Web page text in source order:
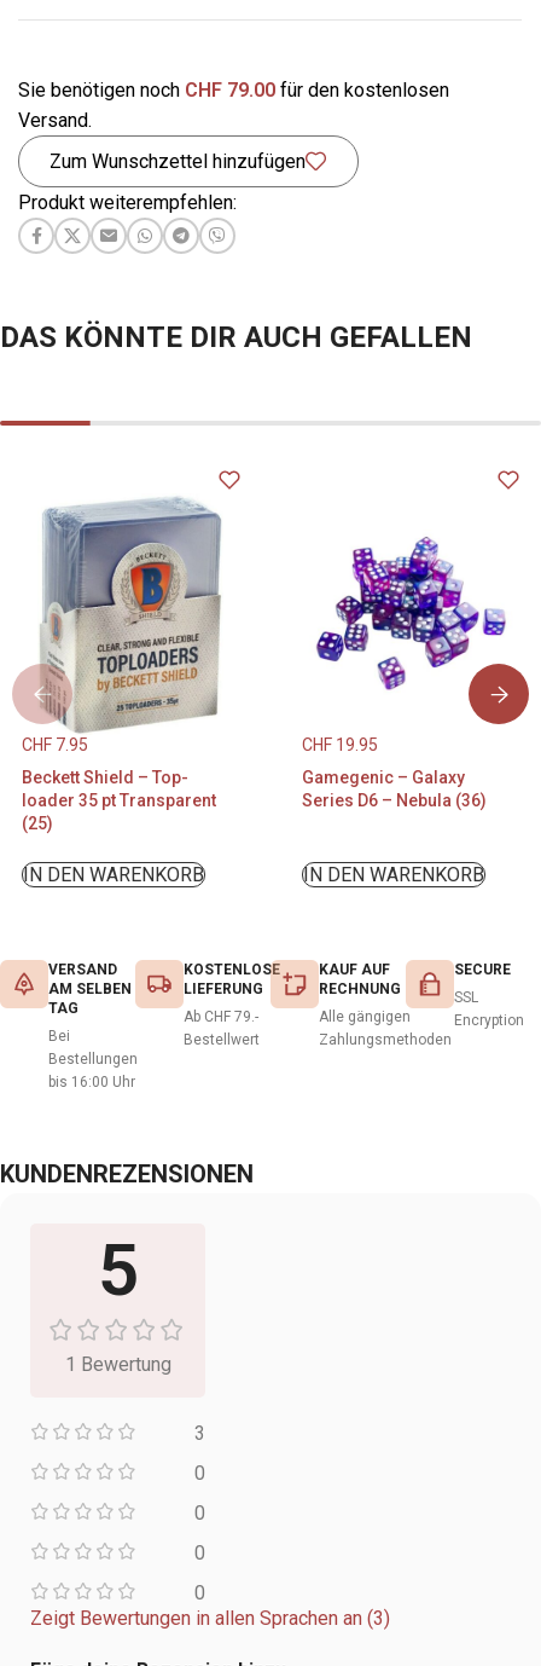
Sie benötigen noch CHF 79.00 für den kostenlosen
Versand.
Zum Wunschzettel hinzufügen
Produkt weiterempfehlen:
DAS KÖNNTE DIR AUCH GEFALLEN
CHF 7.95
Beckett Shield – Top-
loader 35 pt Transparent
(25)
IN DEN WARENKORB
CHF19.95
Gamegenic – Galaxy
Series D6 – Nebula (36)
IN DEN WARENKORB
VERSAND
AM SELBEN
TAG
Bei
Bestellungen
bis 16:00 Uhr
KOSTENLOSE
LIEFERUNG
Ab CHF 79.-
Bestellwert
KAUF AUF
RECHNUNG
Alle gängigen
Zahlungsmethoden
SECURE
SSL
Encryption
KUNDENREZENSIONEN
5
1 Bewertung
3
0
0
0
0
Zeigt Bewertungen in allen Sprachen an (3)